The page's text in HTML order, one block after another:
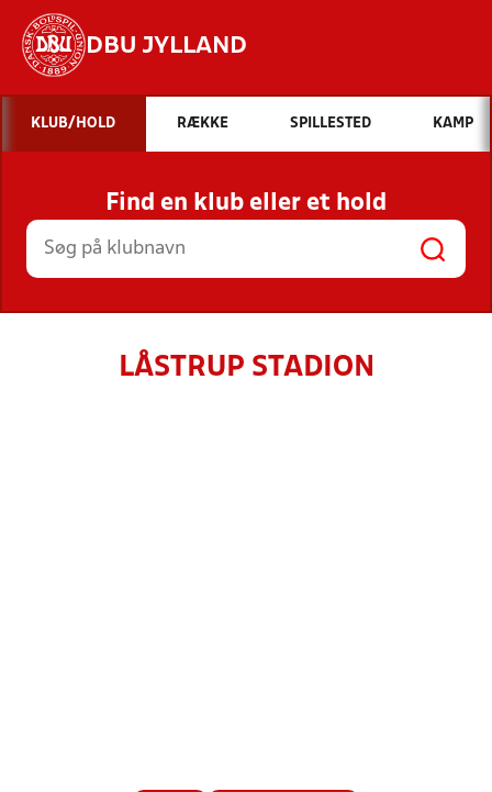
DBU JYLLAND
Hvad vil du søge efter?
INDHOLD OG NYHEDER
STILLINGER, RESULTATER, KLUBBER OG
HOLD
KLUB/HOLD RÆKKE SPILLESTED KAMP
Find en klub eller et hold
LÅSTRUP STADION